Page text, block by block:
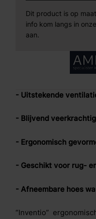
Dit product is op
info kom langs in
aan.
- Uitstekende
- Blijvend veerkrachtig
- Ergonomisch
- Geschikt voor rug-
- Afneembare hoes
“Inventio”